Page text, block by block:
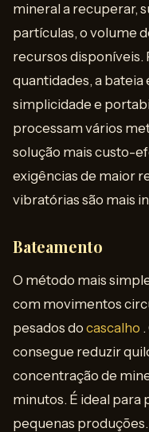
mineral a recuperar,
partículas, o volume
recursos disponíveis.
quantidades, a bateia
simplicidade e
processam vários
solução mais custo-
exigências de maior
vibratórias são mais
Bateamento
O método mais
com movimentos
pesados do cascalho
consegue reduzir
concentração de
minutos. É ideal para
pequenas produções.